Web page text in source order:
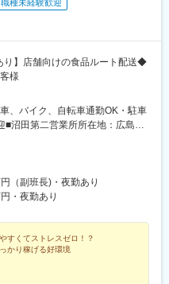
職種未経験歓迎
り】店舗向けの食品ルート配送◆
様
、バイク、自転車通勤OK・駐車
■沼田第二営業所所在地：広島県
セス広島低温物流センター内※
有）
（副班長)・夜勤あり
・夜勤あり
すくてストレスゼロ！？
かり稼げる好環境